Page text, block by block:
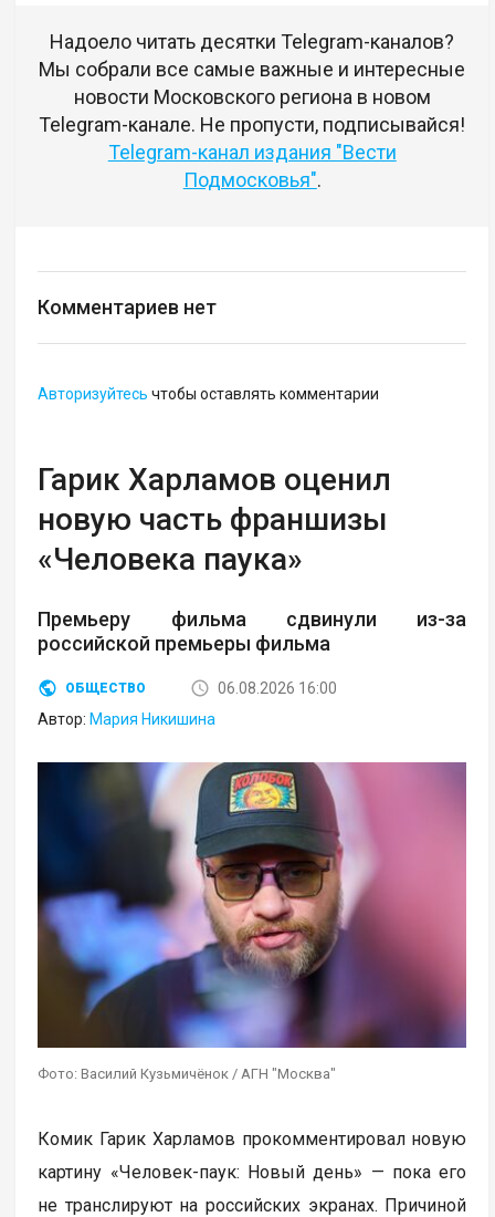
Надоело читать десятки Telegram-каналов?
Мы собрали все самые важные и интересные
новости Московского региона в новом
Telegram-канале. Не пропусти, подписывайся!
Telegram-канал издания "Вести
Подмосковья".
Комментариев нет
Авторизуйтесь чтобы оставлять комментарии
Гарик Харламов оценил
новую часть франшизы
«Человека паука»
Премьеру фильма сдвинули из-за
российской премьеры фильма
ОБЩЕСТВО
06.08.2026 16:00
Автор: Мария Никишина
Фото: Василий Кузьмичёнок / АГН "Москва"
Комик Гарик Харламов прокомментировал новую
картину «Человек-паук: Новый день» — пока его
не транслируют на российских экранах. Причиной